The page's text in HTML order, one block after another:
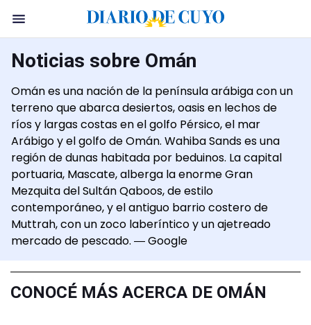
Noticias sobre Omán
Omán es una nación de la península arábiga con un
terreno que abarca desiertos, oasis en lechos de
ríos y largas costas en el golfo Pérsico, el mar
Arábigo y el golfo de Omán. Wahiba Sands es una
región de dunas habitada por beduinos. La capital
portuaria, Mascate, alberga la enorme Gran
Mezquita del Sultán Qaboos, de estilo
contemporáneo, y el antiguo barrio costero de
Muttrah, con un zoco laberíntico y un ajetreado
mercado de pescado. ― Google
CONOCÉ MÁS ACERCA DE OMÁN